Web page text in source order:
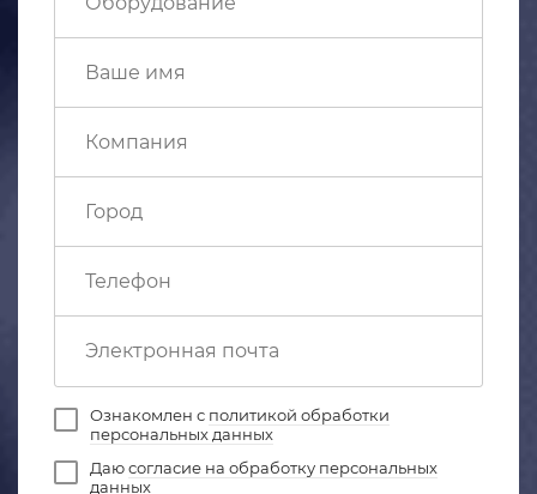
Ознакомлен с политикой обработки
персональных данных
Даюсогласие на обработку персональных
данных